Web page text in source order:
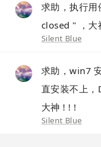
求助，执行
closed " ，大
Silent Blue
求助，win7
直安装不上
大神 ! ! !
Silent Blue